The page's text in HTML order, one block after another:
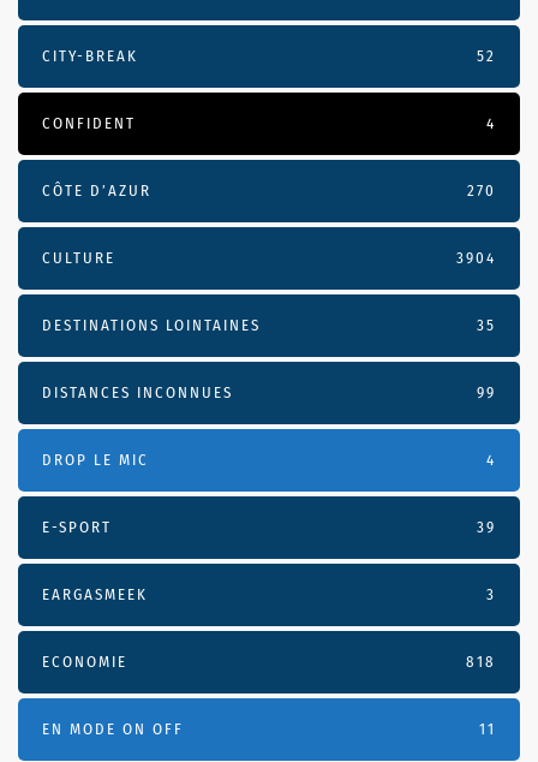
CITY-BREAK 52
CONFIDENT 4
CÔTE D’AZUR 270
CULTURE 3904
DESTINATIONS LOINTAINES 35
DISTANCES INCONNUES 99
DROP LE MIC 4
E-SPORT 39
EARGASMEEK 3
ECONOMIE 818
EN MODE ON OFF 11